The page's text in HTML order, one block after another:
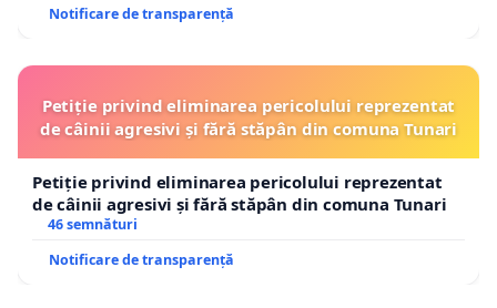
Notificare de transparență
Petiție privind eliminarea pericolului reprezentat
de câinii agresivi și fără stăpân din comuna Tunari
Petiție privind eliminarea pericolului reprezentat
de câinii agresivi și fără stăpân din comuna Tunari
46 semnături
Notificare de transparență